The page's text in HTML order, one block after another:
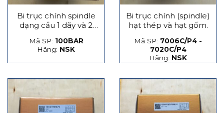
Bi trục chính spindle
dạng cầu 1 dãy và 2
Mã SP: 100BAR
Hãng: NSK
Bi trục chính (spindle)
hạt thép và hạt gốm.
Mã SP: 7006C/P4 -
7020C/P4
Hãng: NSK